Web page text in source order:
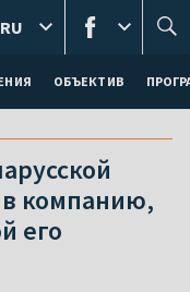
ОБЪЕКТИВ
RU
компанию,
его